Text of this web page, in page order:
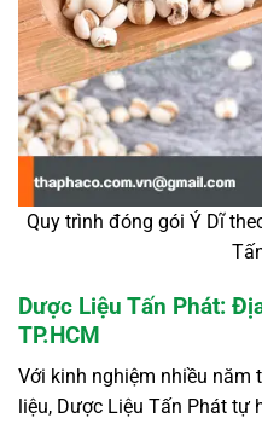
Quy trình đóng gói Ý Dĩ
Dược Liệu Tấn Phát:
TP.HCM
Với kinh nghiệm nhiều năm
liệu, Dược Liệu Tấn Phát